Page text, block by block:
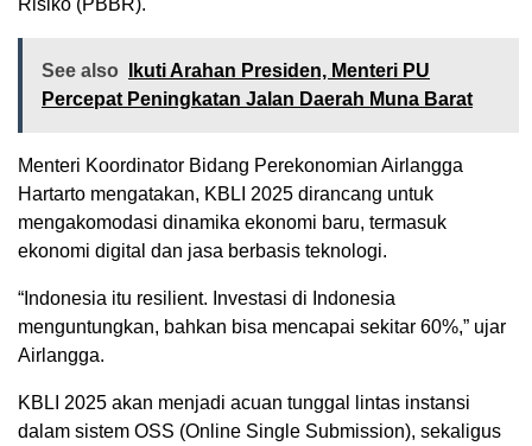
Risiko (PBBR).
See also
Ikuti Arahan Presiden, Menteri PU
Percepat Peningkatan Jalan Daerah Muna Barat
Menteri Koordinator Bidang Perekonomian Airlangga
Hartarto mengatakan, KBLI 2025 dirancang untuk
mengakomodasi dinamika ekonomi baru, termasuk
ekonomi digital dan jasa berbasis teknologi.
“Indonesia itu resilient. Investasi di Indonesia
menguntungkan, bahkan bisa mencapai sekitar 60%,” ujar
Airlangga.
KBLI 2025 akan menjadi acuan tunggal lintas instansi
dalam sistem OSS (Online Single Submission), sekaligus